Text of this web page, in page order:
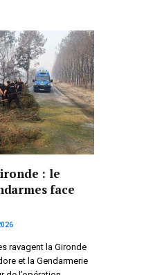
: le
face
ravagent la Gironde
et la Gendarmerie